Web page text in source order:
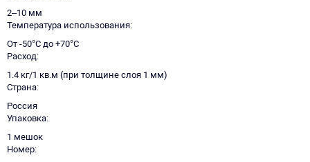
2–10 мм
Температура использования
От -50°С до +70°С
Расход
1.4 кг/1 кв.м (при толщине слоя 1 мм)
Страна
Россия
Упаковка
1 мешок
Номер